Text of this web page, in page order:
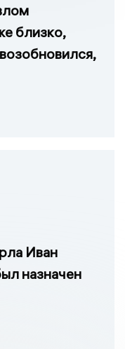
близко,
Иван
назначен